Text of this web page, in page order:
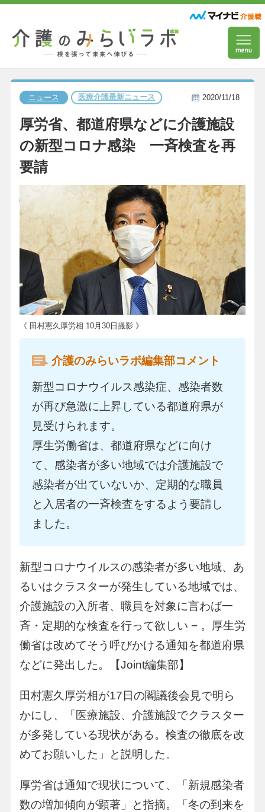
ニュース 医療介護最新ニュース 2020/11/18
厚労省、都道府県などに介護施設
の新型コロナ感染 一斉検査を再
要請
《 田村憲久厚労相 10月30日撮影 》
介護のみらいラボ編集部コメント
新型コロナウイルス感染症、感染者数
が再び急激に上昇している都道府県が
見受けられます。
厚生労働省は、都道府県などに向け
て、感染者が多い地域では介護施設で
感染者が出ていないか、定期的な職員
と入居者の一斉検査をするよう要請し
ました。
新型コロナウイルスの感染者が多い地域、あ
るいはクラスターが発生している地域では、
介護施設の入所者、職員を対象に言わば一
斉・定期的な検査を行って欲しい − 。厚生労
働省は改めてそう呼びかける通知を都道府県
などに発出した。【Joint編集部】
田村憲久厚労相が17日の閣議後会見で明ら
かにし、「医療施設、介護施設でクラスター
が多発している現状がある。検査の徹底を改
めてお願いした」と説明した。
厚労省は通知で現状について、「新規感染者
数の増加傾向が顕著」と指摘。「冬の到来を